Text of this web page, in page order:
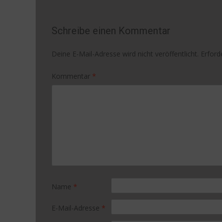
Schreibe einen Kommentar
Deine E-Mail-Adresse wird nicht veröffentlicht.
Kommentar *
Name *
E-Mail-Adresse *